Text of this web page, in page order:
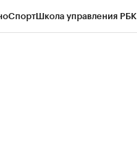
СпортШкола управления РБК